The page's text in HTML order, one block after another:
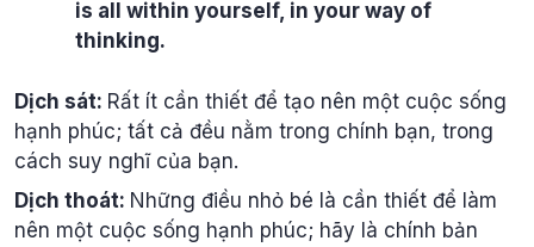
is all within yourself, in your way of
thinking.
Dịch sát: Rất ít cần thiết để tạo nên một cuộc sống
hạnh phúc; tất cả đều nằm trong chính bạn, trong
cách suy nghĩ của bạn.
Dịch thoát: Những điều nhỏ bé là cần thiết để làm
nên một cuộc sống hạnh phúc; hãy là chính bản